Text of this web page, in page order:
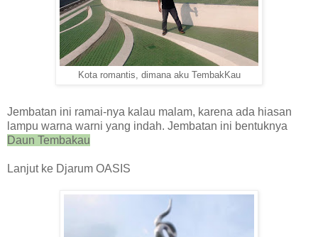
Kota romantis, dimana aku TembakKau
Jembatan ini ramai-nya kalau malam, karena ada hiasan
lampu warna warni yang indah. Jembatan ini bentuknya
Daun Tembakau
Lanjut ke Djarum OASIS